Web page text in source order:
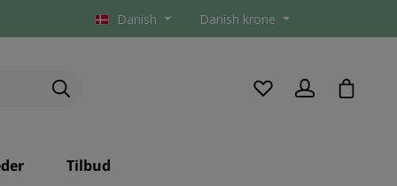
Danish Danish krone
Tilbud